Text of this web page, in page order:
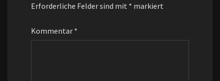
Erforderliche Felder sind mit * markiert
Kommentar *